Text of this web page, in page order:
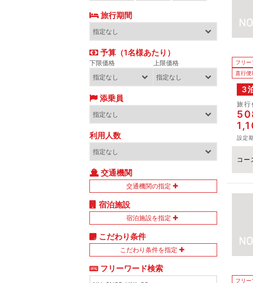
フリ
直行便
3
コー
旅行
設定
フリ
旅行期間
予算（1名様あたり）
下限価格 上限価格
添乗員
利用人数
交通機関
交通機関の指定
宿泊施設
宿泊施設を指定
こだわり条件
こだわり条件を指定
フリーワード検索